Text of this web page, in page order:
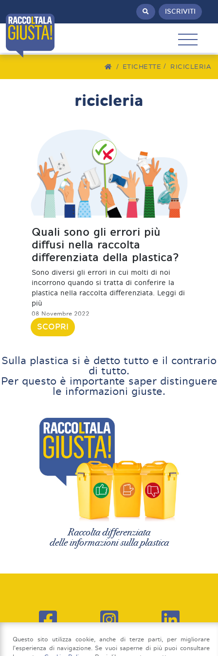
ISCRIVITI
/ ETICHETTE RICICLERIA
ricicleria
Quali sono gli errori più
diffusi nella raccolta
differenziata della plastica?
Sono diversi gli errori in cui molti di noi
incorrono quando si tratta di conferire la
plastica nella raccolta differenziata. Leggi di
più
08 Novembre 2022
SCOPRI
Sulla plastica si è detto tutto e il contrario
di tutto.
Per questo è importante saper distinguere
le informazioni giuste.
Raccolta differenziata
delle informazioni sulla plastica
Questo sito utilizza cookie, anche di terze parti, per migliorare
l'esperienza di navigazione. Se vuoi saperne di più puoi consultare